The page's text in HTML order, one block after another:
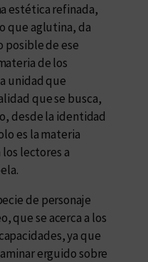
estética refinada,
que aglutina, da
posible de ese
de los
unidad que
que se busca,
desde la identidad
es la materia
lectores a
de personaje
que se acerca a los
ya que
erguido sobre